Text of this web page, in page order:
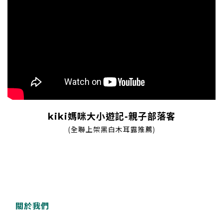
kiki媽咪大小遊記-親子部落客
(全聯上架黑白木耳露推薦)
關於我們